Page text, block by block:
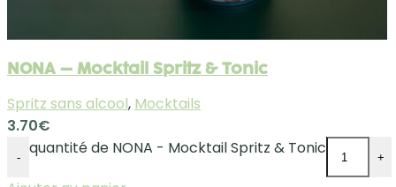
NONA – Mocktail Spritz & Tonic
Spritz sans alcool, Mocktails
3.70€
- quantité de NONA - Mocktail Spritz & Tonic +